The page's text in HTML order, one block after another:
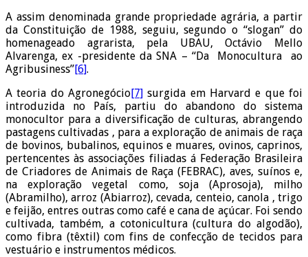
A assim denominada grande propriedade agrária, a partir
da Constituição de 1988, seguiu, segundo o “slogan” do
homenageado agrarista, pela UBAU, Octávio Mello
Alvarenga, ex -presidente da SNA – “Da Monocultura ao
Agribusiness”[6].
A teoria do Agronegócio[7] surgida em Harvard e que foi
introduzida no País, partiu do abandono do sistema
monocultor para a diversificação de culturas, abrangendo
pastagens cultivadas , para a exploração de animais de raça
de bovinos, bubalinos, equinos e muares, ovinos, caprinos,
pertencentes às associações filiadas á Federação Brasileira
de Criadores de Animais de Raça (FEBRAC), aves, suínos e,
na exploração vegetal como, soja (Aprosoja), milho
(Abramilho), arroz (Abiarroz), cevada, centeio, canola , trigo
e feijão, entres outras como café e cana de açúcar. Foi sendo
cultivada, também, a cotonicultura (cultura do algodão),
como fibra (têxtil) com fins de confecção de tecidos para
vestuário e instrumentos médicos.